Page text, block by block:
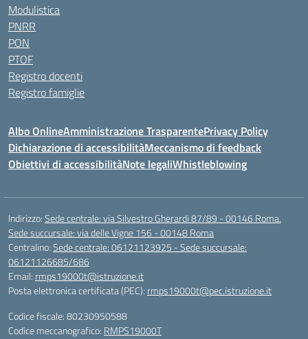
Modulistica
PNRR
PON
PTOF
Registro docenti
Registro famiglie
Albo OnlineAmministrazione TrasparentePrivacy Policy
Dichiarazione di accessibilitàMeccanismo di feedback
Obiettivi di accessibilitàNote legaliWhistleblowing
Indirizzo:Sede centrale: via Silvestro Gherardi 87/89 - 00146 Roma.
Sede succursale: via delle Vigne 156 - 00148 Roma
Centralino:Sede centrale: 06121123925 - Sede succursale:
06121126685/686
Email: rmps19000t@istruzione.it
Posta elettronica certificata (PEC): rmps19000t@pec.istruzione.it
Codice fiscale: 80230950588
Codice meccanografico: RMPS19000T